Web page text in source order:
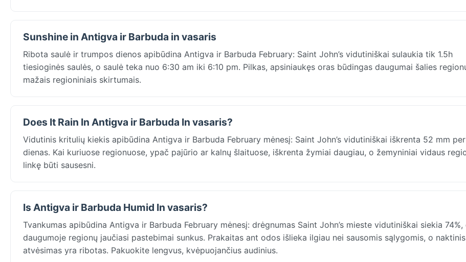
Sunshine in Antigva ir Barbuda in vasaris
Ribota saulė ir trumpos dienos apibūdina Antigva ir Barbuda February: Saint John’s vidutiniškai sulaukia tik 1.5h
tiesioginės saulės, o saulė teka nuo 6:30 am iki 6:10 pm. Pilkas, apsiniaukęs oras būdingas daugumai šalies
mažais regioniniais skirtumais.
Does It Rain In Antigva ir Barbuda In vasaris?
Vidutinis kritulių kiekis apibūdina Antigva ir Barbuda February mėnesį: Saint John’s vidutiniškai iškrenta 52 mm
dienas. Kai kuriuose regionuose, ypač pajūrio ar kalnų šlaituose, iškrenta žymiai daugiau, o žemyniniai vidaus
linkę būti sausesni.
Is Antigva ir Barbuda Humid In vasaris?
Tvankumas apibūdina Antigva ir Barbuda February mėnesį: drėgnumas Saint John’s mieste vidutiniškai siekia
daugumoje regionų jaučiasi pastebimai sunkus. Prakaitas ant odos išlieka ilgiau nei sausomis sąlygomis, o naktinis
atvėsimas yra ribotas. Pakuokite lengvus, kvėpuojančius audinius.